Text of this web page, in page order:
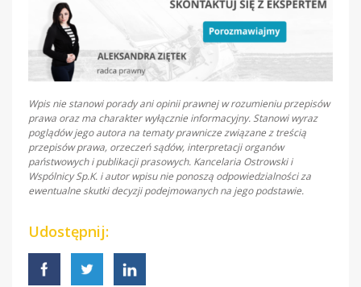
Wpis nie stanowi porady ani opinii prawnej w rozumieniu przepisów
prawa oraz ma charakter wyłącznie informacyjny. Stanowi wyraz
poglądów jego autora na tematy prawnicze związane z treścią
przepisów prawa, orzeczeń sądów, interpretacji organów
państwowych i publikacji prasowych. Kancelaria Ostrowski i
Wspólnicy Sp.K. i autor wpisu nie ponoszą odpowiedzialności za
ewentualne skutki decyzji podejmowanych na jego podstawie.
Udostępnij: